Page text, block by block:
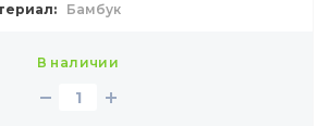
Бамбук
в наличии